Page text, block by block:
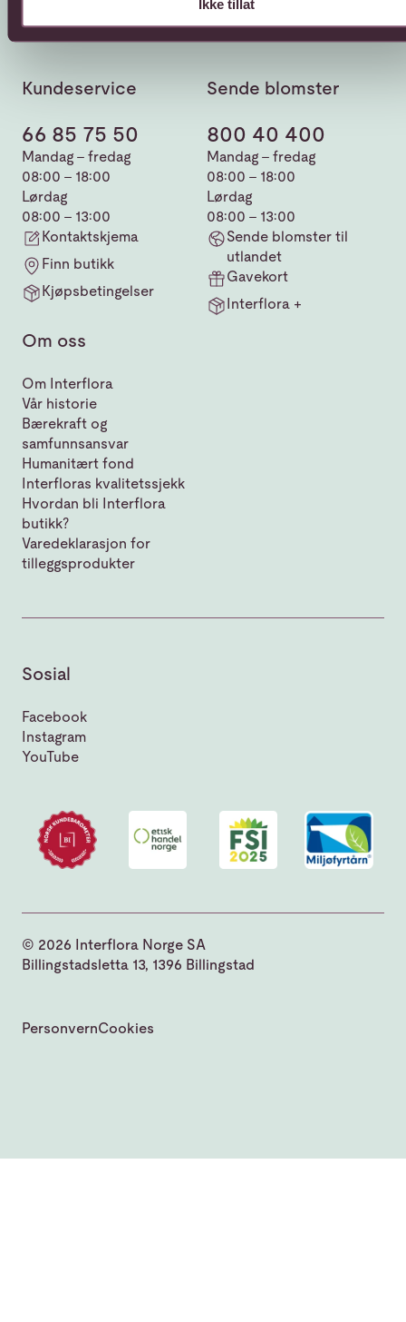
Ikke tillat
Kundeservice
66 85 75 50
Mandag - fredag
08:00 - 18:00
Lørdag
08:00 - 13:00
Kontaktskjema
Finn butikk
Kjøpsbetingelser
Sende blomster
800 40 400
Mandag - fredag
08:00 - 18:00
Lørdag
08:00 - 13:00
Sende blomster til
utlandet
Gavekort
Interflora +
Om oss
Om Interflora
Vår historie
Bærekraft og
samfunnsansvar
Humanitært fond
Interfloras kvalitetssjekk
Hvordan bli Interflora
butikk?
Varedeklarasjon for
tilleggsprodukter
Sosial
Facebook
Instagram
YouTube
© 2026 Interflora Norge SA
Billingstadsletta 13, 1396 Billingstad
PersonvernCookies